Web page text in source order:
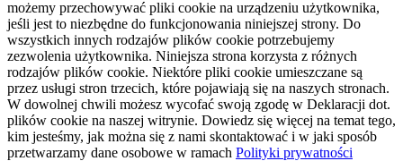
możemy przechowywać pliki cookie na urządzeniu użytkownika,
jeśli jest to niezbędne do funkcjonowania niniejszej strony. Do
wszystkich innych rodzajów plików cookie potrzebujemy
zezwolenia użytkownika. Niniejsza strona korzysta z różnych
rodzajów plików cookie. Niektóre pliki cookie umieszczane są
przez usługi stron trzecich, które pojawiają się na naszych stronach.
W dowolnej chwili możesz wycofać swoją zgodę w Deklaracji dot.
plików cookie na naszej witrynie. Dowiedz się więcej na temat tego,
kim jesteśmy, jak można się z nami skontaktować i w jaki sposób
przetwarzamy dane osobowe w ramach Polityki prywatności